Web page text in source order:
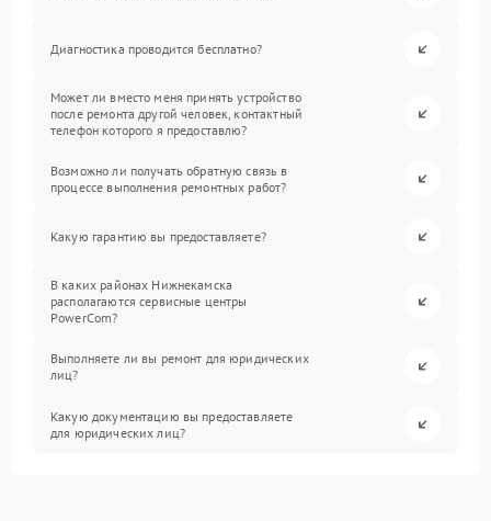
Диагностика проводится бесплатно?
Может ли вместо меня принять устройство
после ремонта другой человек, контактный
телефон которого я предоставлю?
Возможно ли получать обратную связь в
процессе выполнения ремонтных работ?
Какую гарантию вы предоставляете?
В каких районах Нижнекамска
располагаются сервисные центры
PowerCom?
Выполняете ли вы ремонт для юридических
лиц?
Какую документацию вы предоставляете
для юридических лиц?